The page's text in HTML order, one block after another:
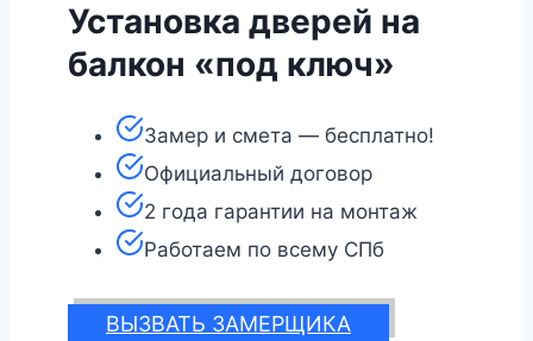
Установка дверей на
балкон «под ключ»
Замер и смета — бесплатно!
Официальный договор
2 года гарантии на монтаж
Работаем по всему СПб
ВЫЗВАТЬ ЗАМЕРЩИКА